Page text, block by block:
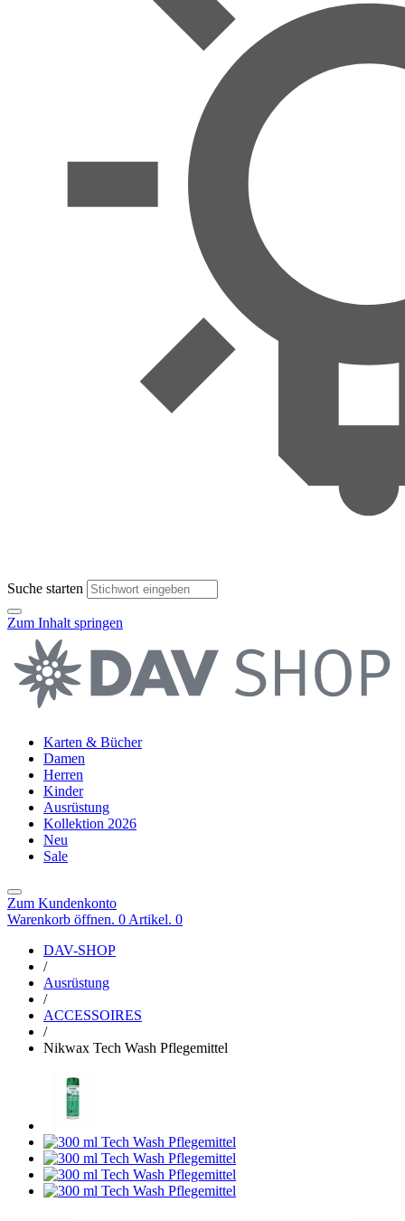
Suche starten
Zum Inhalt springen
Karten & Bücher
Damen
Herren
Kinder
Ausrüstung
Kollektion 2026
Neu
Sale
Zum Kundenkonto
Warenkorb öffnen. 0 Artikel. 0
DAV-SHOP
/
Ausrüstung
/
ACCESSOIRES
/
Nikwax Tech Wash Pflegemittel